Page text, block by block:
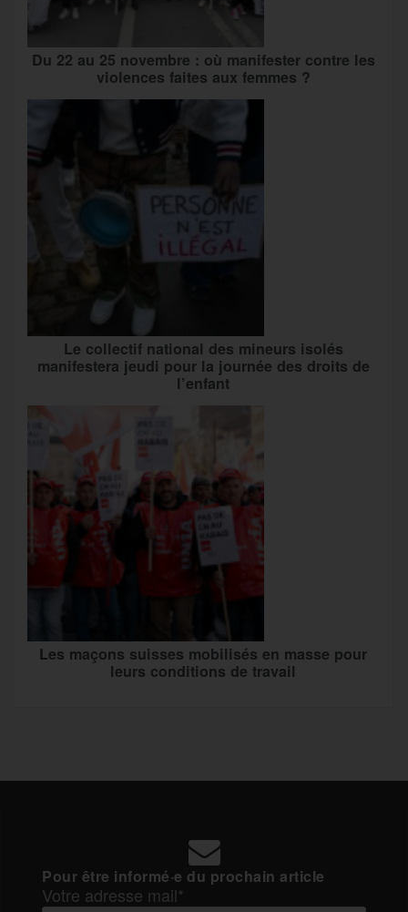
Du 22 au 25 novembre : où manifester contre les
violences faites aux femmes ?
Le collectif national des mineurs isolés
manifestera jeudi pour la journée des droits de
l’enfant
Les maçons suisses mobilisés en masse pour
leurs conditions de travail
Pour être informé·e du prochain article
Votre adresse mail*